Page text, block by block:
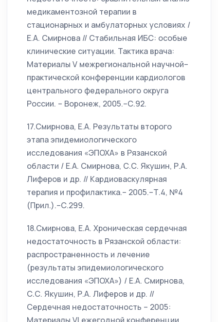
медикаментозной терапии в
стационарных и амбулаторных условиях /
Е.А. Смирнова // Стабильная ИБС: особые
клинические ситуации. Тактика врача:
Материалы V межрегиональной научной–
практической конференции кардиологов
центрального федерального округа
России. – Воронеж, 2005.–С.92.
17.Смирнова, Е.А. Результаты второго
этапа эпидемиологического
исследования «ЭПОХА» в Рязанской
области / Е.А. Смирнова, С.С. Якушин, Р.А.
Лиферов и др. // Кардиоваскулярная
терапия и профилактика.– 2005.–Т.4, №4
(Прил.).–С.299.
18.Смирнова, Е.А. Хроническая сердечная
недостаточность в Рязанской области:
распространенность и лечение
(результаты эпидемиологического
исследования «ЭПОХА») / Е.А. Смирнова,
С.С. Якушин, Р.А. Лиферов и др. //
Сердечная недостаточность – 2005: